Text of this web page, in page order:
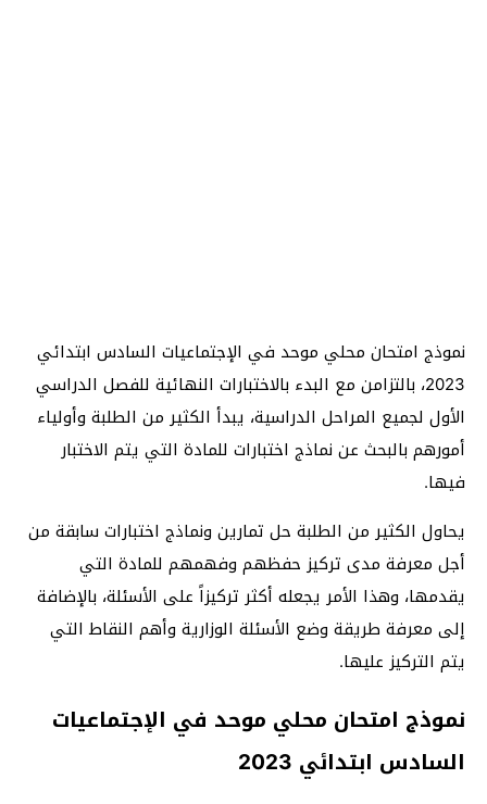
نموذج امتحان محلي موحد في الإجتماعيات السادس ابتدائي
2023، بالتزامن مع البدء بالاختبارات النهائية للفصل الدراسي
الأول لجميع المراحل الدراسية، يبدأ الكثير من الطلبة وأولياء
أمورهم بالبحث عن نماذج اختبارات للمادة التي يتم الاختبار
فيها.
يحاول الكثير من الطلبة حل تمارين ونماذج اختبارات سابقة من
أجل معرفة مدى تركيز حفظهم وفهمهم للمادة التي
يقدمها، وهذا الأمر يجعله أكثر تركيزاً على الأسئلة، بالإضافة
إلى معرفة طريقة وضع الأسئلة الوزارية وأهم النقاط التي
يتم التركيز عليها.
نموذج امتحان محلي موحد في الإجتماعيات
السادس ابتدائي 2023